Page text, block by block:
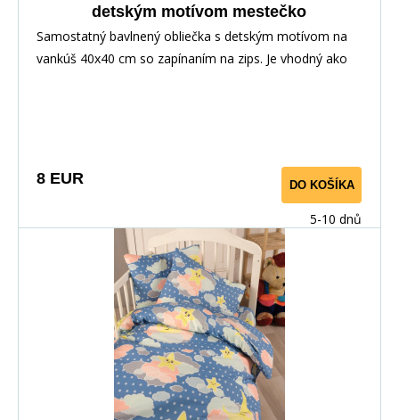
detským motívom mestečko
Samostatný bavlnený obliečka s detským motívom na
vankúš 40x40 cm so zapínaním na zips. Je vhodný ako
8 EUR DO KOŠÍKA
5-10 dnů